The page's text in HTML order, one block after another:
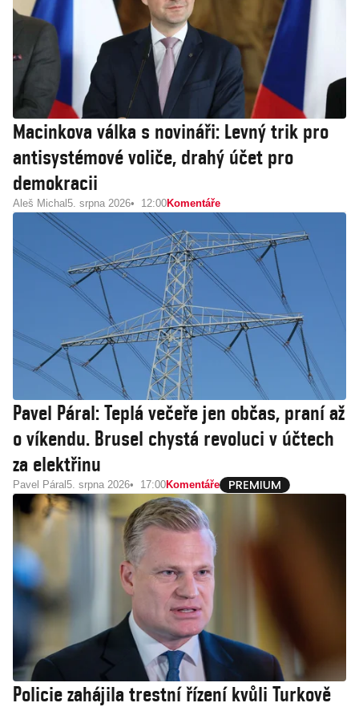
Macinkova válka s novináři: Levný trik pro
antisystémové voliče, drahý účet pro
demokracii
Aleš Michal 5. srpna 2026 12:00Komentáře
Pavel Páral: Teplá večeře jen občas, praní až
o víkendu. Brusel chystá revoluci v účtech
za elektřinu
Pavel Páral 5. srpna 2026 17:00Komentáře
Policie zahájila trestní řízení kvůli Turkově